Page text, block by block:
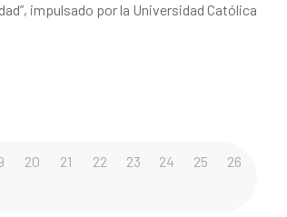
impulsado por la Universidad Católica
20 21 22 23 24 25
26